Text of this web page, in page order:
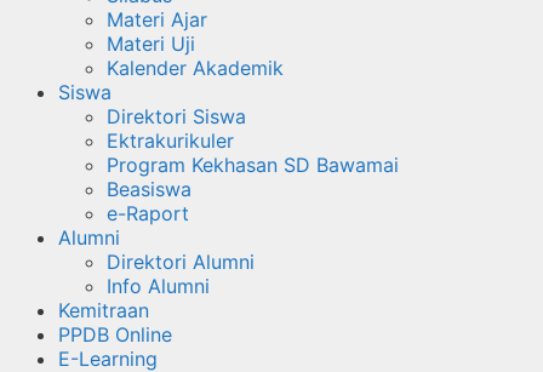
Materi Ajar
Materi Uji
Kalender Akademik
Siswa
Direktori Siswa
Ektrakurikuler
Program Kekhasan SD Bawamai
Beasiswa
e-Raport
Alumni
Direktori Alumni
Info Alumni
Kemitraan
PPDB Online
E-Learning